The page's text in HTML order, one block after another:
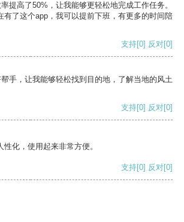
提高了50%，让我能够更轻松地完成工作任务。
有了这个app，我可以提前下班，有更多的时间陪
支持[0] 反对[0]
手，让我能够轻松找到目的地，了解当地的风土
支持[0] 反对[0]
化，使用起来非常方便。
支持[0] 反对[0]